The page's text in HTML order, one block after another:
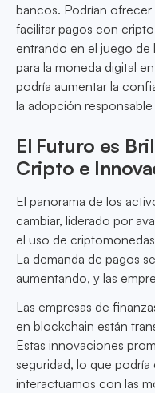
bancos. Podrían ofrecer
facilitar pagos con
entrando en el juego de
para la moneda digital
podría aumentar la
la adopción
El Futuro es
Cripto e
El panorama de los
cambiar, liderado por
el uso de
La demanda de pagos
aumentando, y las
Las empresas de
en blockchain están
Estas innovaciones
seguridad, lo que
interactuamos con las